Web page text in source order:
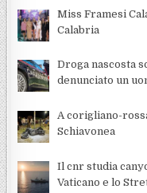
Miss Framesi
Calabria
Droga nascosta
denunciato un
A corigliano-
Schiavonea
Il cnr studia
Vaticano e lo